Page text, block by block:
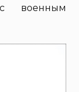
военным